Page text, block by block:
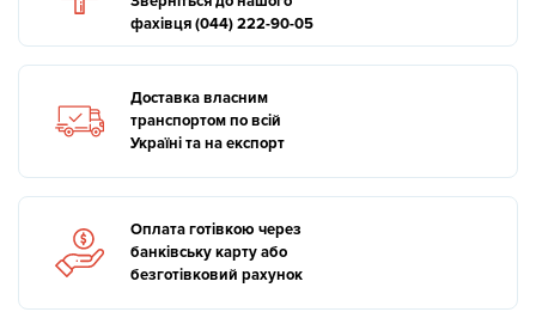
фахівця (044) 222-90-05
Доставка власним
транспортом по всій
Україні та на експорт
Оплата готівкою через
банківську карту або
безготівковий рахунок